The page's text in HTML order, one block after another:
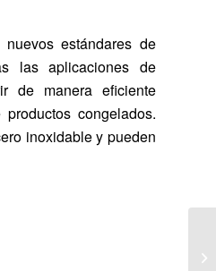
estándares de
las aplicaciones de
de manera eficiente
congelados.
inoxidable y pueden